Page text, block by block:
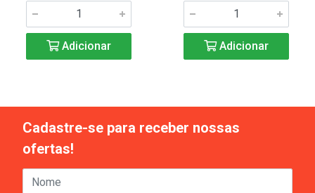
Adicionar Adicionar
Cadastre-se para receber nossas
ofertas!